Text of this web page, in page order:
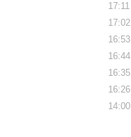
17:11
17:02
16:53
16:44
16:35
16:26
14:00